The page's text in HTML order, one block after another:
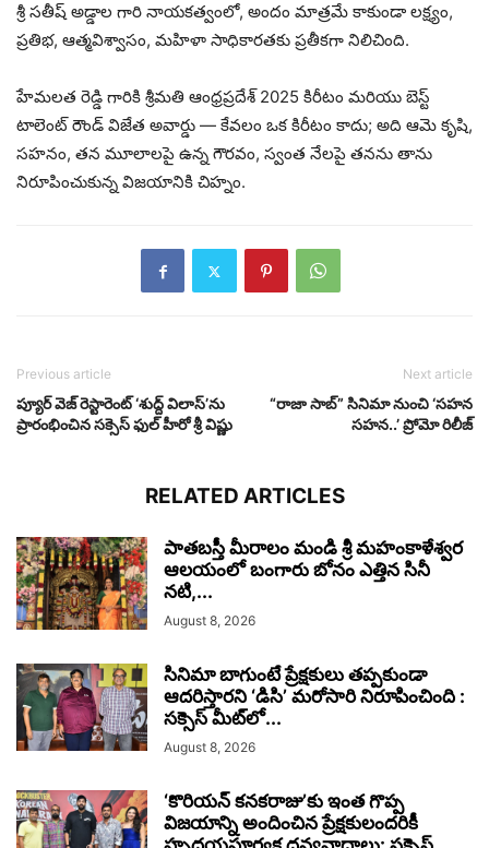
శ్రీ సతీష్ అడ్డాల గారి నాయకత్వంలో, అందం మాత్రమే కాకుండా లక్ష్యం,
ప్రతిభ, ఆత్మవిశ్వాసం, మహిళా సాధికారతకు ప్రతీకగా నిలిచింది.
హేమలత రెడ్డి గారికి శ్రీమతి ఆంధ్రప్రదేశ్ 2025 కిరీటం మరియు బెస్ట్
టాలెంట్ రౌండ్ విజేత అవార్డు — కేవలం ఒక కిరీటం కాదు; అది ఆమె కృషి,
సహనం, తన మూలాలపై ఉన్న గౌరవం, స్వంత నేలపై తనను తాను
నిరూపించుకున్న విజయానికి చిహ్నం.
Previous article
ప్యూర్ వెజ్ రెస్టారెంట్ ‘శుద్ద్ విలాస్’ను
ప్రారంభించిన సక్సెస్ ఫుల్ హీరో శ్రీ విష్ణు
Next article
“రాజా సాబ్” సినిమా నుంచి ‘సహన
సహన..’ ప్రోమో రిలీజ్
RELATED ARTICLES
పాతబస్తీ మీరాలం మండి శ్రీ మహంకాళేశ్వర
ఆలయంలో బంగారు బోనం ఎత్తిన సినీ
నటి,...
August 8, 2026
సినిమా బాగుంటే ప్రేక్షకులు తప్పకుండా
ఆదరిస్తారని ‘డిసి’ మరోసారి నిరూపించింది :
సక్సెస్ మీట్‌లో...
August 8, 2026
‘కొరియన్ కనకరాజు’కు ఇంత గొప్ప
విజయాన్ని అందించిన ప్రేక్షకులందరికీ